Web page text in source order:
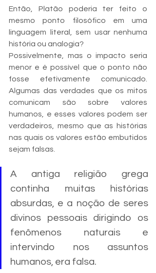
Então, Platão poderia ter feito o
mesmo ponto filosófico em uma
linguagem literal, sem usar nenhuma
história ou analogia?
Possivelmente, mas o impacto seria
menor e é possível que o ponto não
fosse efetivamente comunicado.
Algumas das verdades que os mitos
comunicam são sobre valores
humanos, e esses valores podem ser
verdadeiros, mesmo que as histórias
nas quais os valores estão embutidos
sejam falsas.
A antiga religião grega
continha muitas histórias
absurdas, e a noção de seres
divinos pessoais dirigindo os
fenômenos naturais e
intervindo nos assuntos
humanos, era falsa.